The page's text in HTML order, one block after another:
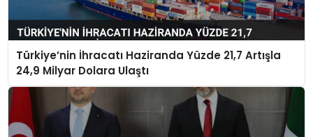
Türkiye’nin İhracatı Haziranda Yüzde 21,7 Artışla
24,9 Milyar Dolara Ulaştı